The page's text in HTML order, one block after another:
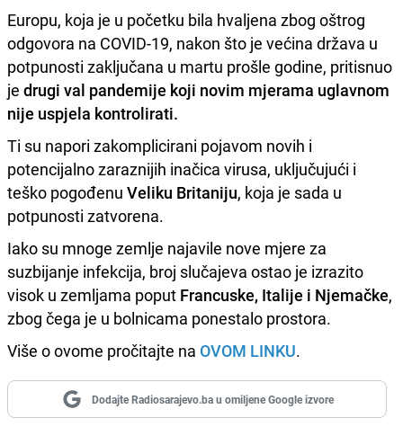
Europu, koja je u početku bila hvaljena zbog oštrog
odgovora na COVID-19, nakon što je većina država u
potpunosti zaključana u martu prošle godine, pritisnuo
je drugi val pandemije koji novim mjerama uglavnom
nije uspjela kontrolirati.
Ti su napori zakomplicirani pojavom novih i
potencijalno zaraznijih inačica virusa, uključujući i
teško pogođenu Veliku Britaniju, koja je sada u
potpunosti zatvorena.
Iako su mnoge zemlje najavile nove mjere za
suzbijanje infekcija, broj slučajeva ostao je izrazito
visok u zemljama poput Francuske, Italije i Njemačke,
zbog čega je u bolnicama ponestalo prostora.
Više o ovome pročitajte na OVOM LINKU.
Dodajte Radiosarajevo.ba u omiljene Google izvore